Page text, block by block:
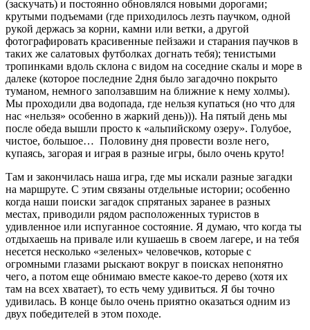
(заскучать) и постоянно обновлялся новыми дорогами;
крутыми подъемами (где приходилось лезть паучком, одной
рукой держась за корни, камни или ветки, а другой
фотографировать красивенные пейзажи и старания паучков в
таких же салатовых футболках догнать тебя); тенистыми
тропинками вдоль склона с видом на соседние скалы и море в
далеке (которое последние 2дня было загадочно покрыто
туманом, немного заползавшим на ближние к нему холмы).
Мы проходили два водопада, где нельзя купаться (но что для
нас «нельзя» особенно в жаркий день))). На пятый день мы
после обеда вышли просто к «альпийскому озеру». Голубое,
чистое, большое… Половину дня провести возле него,
купаясь, загорая и играя в разные игры, было очень круто!
Там и закончилась наша игра, где мы искали разные загадки
на маршруте. С этим связаны отдельные истории; особенно
когда наши поиски загадок спрятаных заранее в разных
местах, приводили рядом расположенных туристов в
удивленное или испуганное состояние. Я думаю, что когда ты
отдыхаешь на привале или кушаешь в своем лагере, и на тебя
несется несколько «зеленых» человечков, которые с
огромными глазами рыскают вокруг в поисках непонятно
чего, а потом еще обнимаю вместе какое-то дерево (хотя их
там на всех хватает), то есть чему удивиться. Я бы точно
удивилась. В конце было очень приятно оказаться одним из
двух победителей в этом походе.